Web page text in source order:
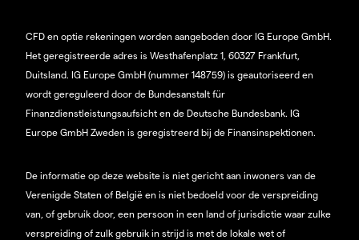
CFD en optie rekeningen worden aangeboden door IG Europe GmbH.
Het geregistreerde adres is Westhafenplatz 1, 60327 Frankfurt,
Duitsland. IG Europe GmbH (nummer 148759) is geautoriseerd en
wordt gereguleerd door de Bundesanstalt für
Finanzdienstleistungsaufsicht en de Deutsche Bundesbank. IG
Europe GmbH Zweden is geregistreerd bij de Finansinspektionen.
De informatie op deze website is niet gericht aan inwoners van de
Verenigde Staten of België en is niet bedoeld voor de verspreiding
van, of gebruik door, een persoon in een land of jurisdictie waar zulke
verspreiding of zulk gebruik in strijd is met de lokale wet of